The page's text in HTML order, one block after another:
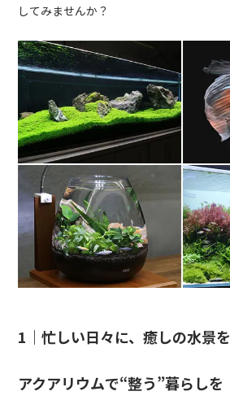
してみませんか？
1｜忙しい日々に、癒しの水景を
アクアリウムで“整う”暮らしを